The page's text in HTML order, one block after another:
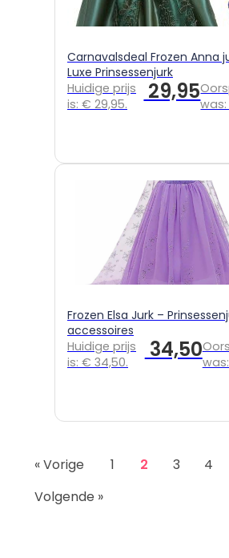
Carnavalsdeal Frozen Anna
Luxe Prinsessenjurk
29,95
Huidige prijs
is: € 29,95.
Frozen Elsa Jurk –
accessoires
34,50
Huidige prijs
is: € 34,50.
« Vorige 1 2 3 4
Volgende »